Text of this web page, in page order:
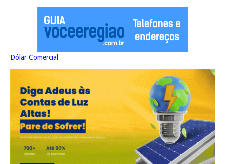
Dólar Comercial